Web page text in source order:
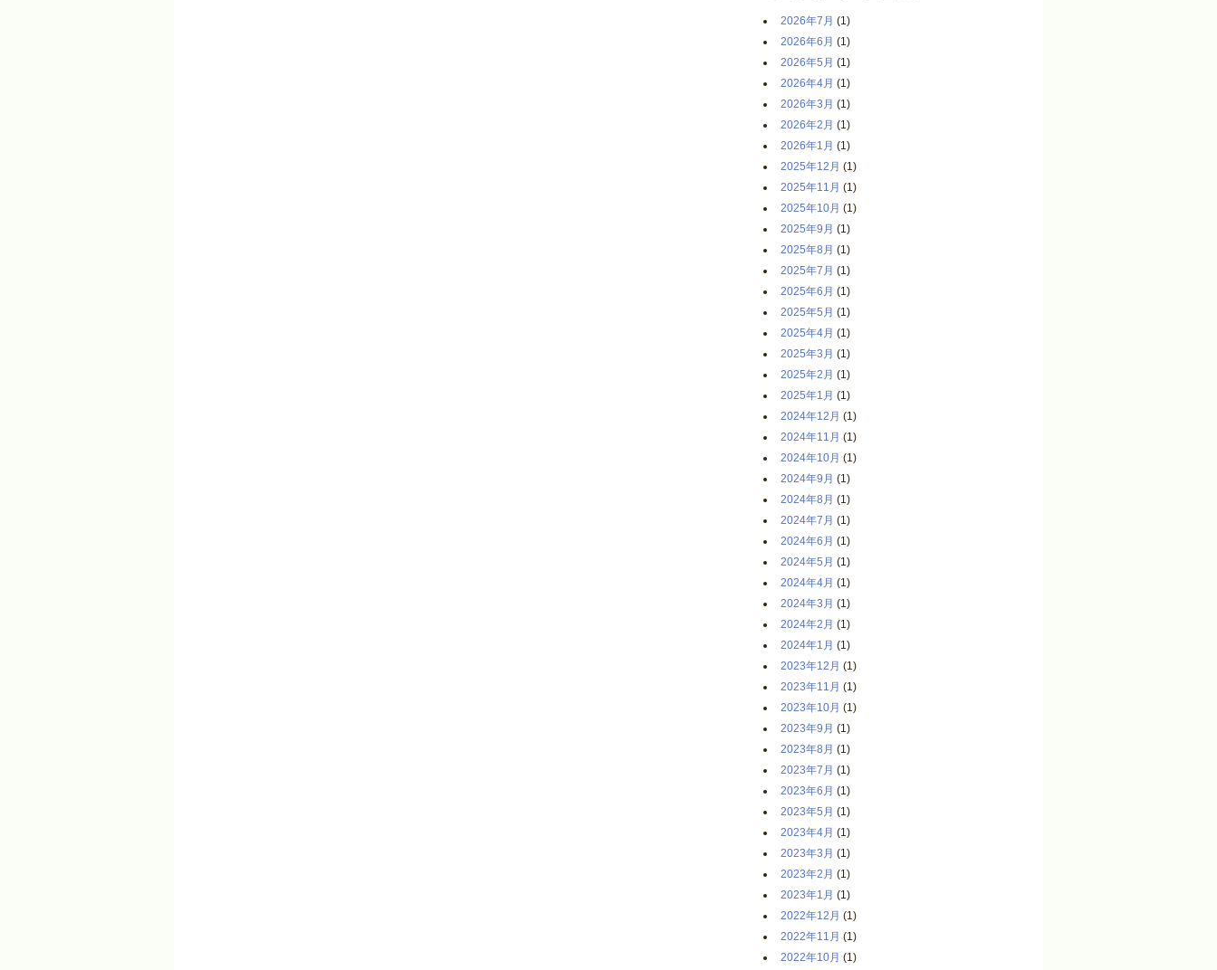
2026年7月 (1)
2026年6月 (1)
2026年5月 (1)
2026年4月 (1)
2026年3月 (1)
2026年2月 (1)
2026年1月 (1)
2025年12月 (1)
2025年11月 (1)
2025年10月 (1)
2025年9月 (1)
2025年8月 (1)
2025年7月 (1)
2025年6月 (1)
2025年5月 (1)
2025年4月 (1)
2025年3月 (1)
2025年2月 (1)
2025年1月 (1)
2024年12月 (1)
2024年11月 (1)
2024年10月 (1)
2024年9月 (1)
2024年8月 (1)
2024年7月 (1)
2024年6月 (1)
2024年5月 (1)
2024年4月 (1)
2024年3月 (1)
2024年2月 (1)
2024年1月 (1)
2023年12月 (1)
2023年11月 (1)
2023年10月 (1)
2023年9月 (1)
2023年8月 (1)
2023年7月 (1)
2023年6月 (1)
2023年5月 (1)
2023年4月 (1)
2023年3月 (1)
2023年2月 (1)
2023年1月 (1)
2022年12月 (1)
2022年11月 (1)
2022年10月 (1)